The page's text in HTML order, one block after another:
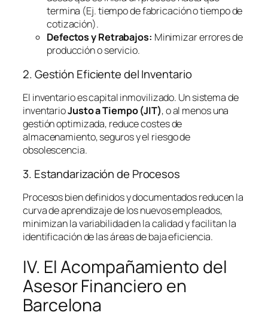
termina (Ej. tiempo de fabricación o tiempo de
cotización).
Defectos y Retrabajos: Minimizar errores de
producción o servicio.
2. Gestión Eficiente del Inventario
El inventario es capital inmovilizado. Un sistema de
inventarioJusto a Tiempo (JIT), o al menos una
gestión optimizada, reduce costes de
almacenamiento, seguros y el riesgo de
obsolescencia.
3. Estandarización de Procesos
Procesos bien definidos y documentados reducen la
curva de aprendizaje de los nuevos empleados,
minimizan la variabilidad en la calidad y facilitan la
identificación de las áreas de baja eficiencia.
IV. El Acompañamiento del
Asesor Financiero en
Barcelona